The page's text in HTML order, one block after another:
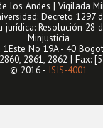
los Andes | Vigilada
Decreto 1297
jurídica: Resolución 28
Minjusticia
No 19A - 40
2861, 2862 | Fax:
© 2016 - ISIS-4001